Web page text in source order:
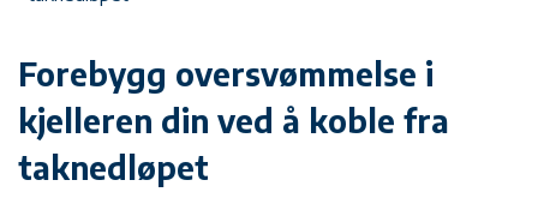
Forebygg oversvømmelse i
kjelleren din ved å koble fra
taknedløpet